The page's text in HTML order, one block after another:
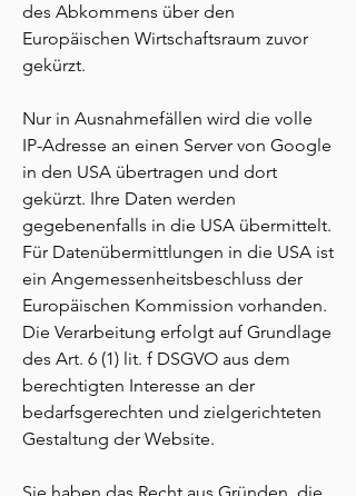
des Abkommens über den
Europäischen Wirtschaftsraum zuvor
gekürzt.
Nur in Ausnahmefällen wird die volle
IP-Adresse an einen Server von Google
in den USA übertragen und dort
gekürzt. Ihre Daten werden
gegebenenfalls in die USA übermittelt.
Für Datenübermittlungen in die USA ist
ein Angemessenheitsbeschluss der
Europäischen Kommission vorhanden.
Die Verarbeitung erfolgt auf Grundlage
des Art. 6 (1) lit. f DSGVO aus dem
berechtigten Interesse an der
bedarfsgerechten und zielgerichteten
Gestaltung der Website.